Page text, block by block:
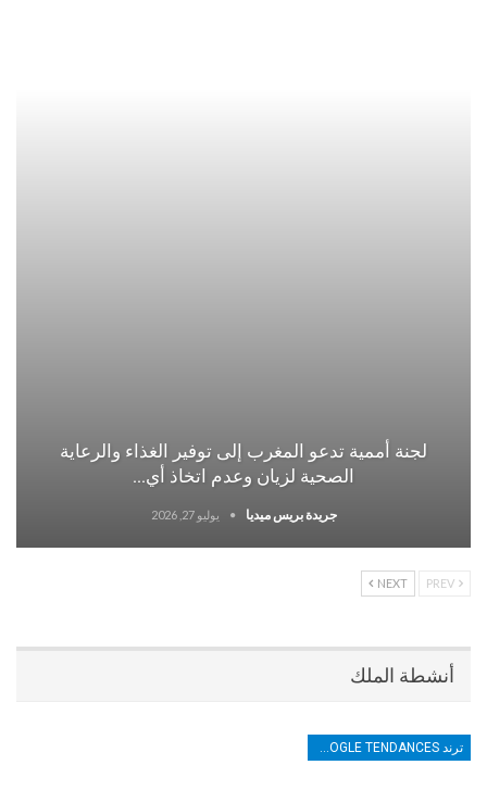
لجنة أممية تدعو المغرب إلى توفير الغذاء والرعاية
الصحية لزيان وعدم اتخاذ أي…
جريدة بريس ميديا يوليو 27, 2026
NEXT
أنشطة الملك